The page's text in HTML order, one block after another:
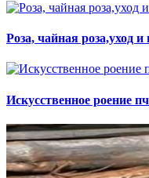
Роза, чайная роза,уход и
Искусственное роение